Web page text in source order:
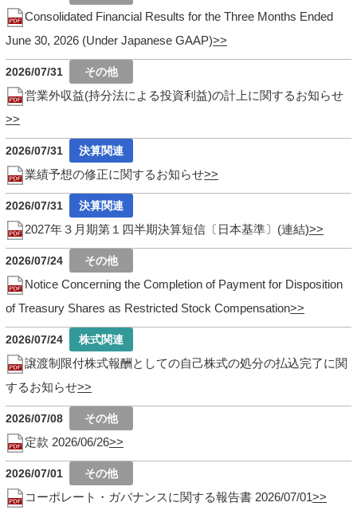
Consolidated Financial Results for the Three Months Ended
June 30, 2026 (Under Japanese GAAP)
2026/07/31
営業外収益(持分法による投資利益)の計上に関するお知らせ
2026/07/31
業績予想の修正に関するお知らせ
2026/07/31
2027年３月期第１四半期決算短信〔日本基準〕(連結)
2026/07/24
Notice Concerning the Completion of Payment for Disposition
of Treasury Shares as Restricted Stock Compensation
2026/07/24
譲渡制限付株式報酬としての自己株式の処分の払込完了に関
するお知らせ
2026/07/08
定款 2026/06/26
2026/07/01
コーポレート・ガバナンスに関する報告書 2026/07/01